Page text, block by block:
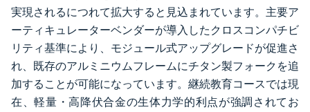
実現されるにつれて拡大すると見込まれています。主要ア
ーティキュレーターベンダーが導入したクロスコンパチビ
リティ基準により、モジュール式アップグレードが促進さ
れ、既存のアルミニウムフレームにチタン製フォークを追
加することが可能になっています。継続教育コースでは現
在、軽量・高降伏合金の生体力学的利点が強調されてお